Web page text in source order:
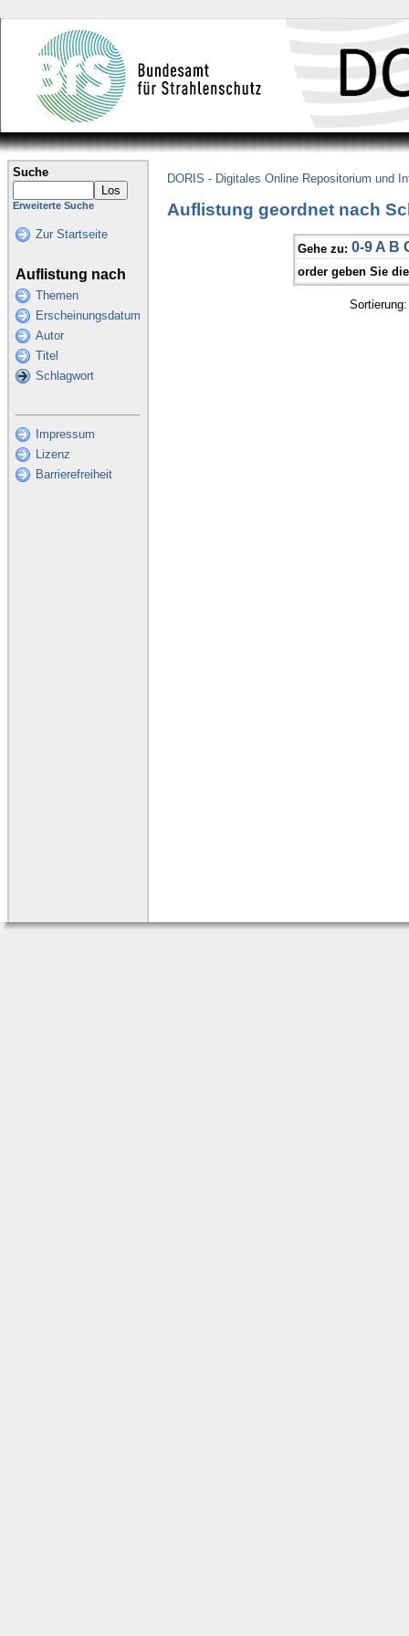
Suche
Erweiterte Suche
Zur Startseite
Auflistung nach
Themen
Erscheinungsdatum
Autor
Titel
Schlagwort
Impressum
Lizenz
Barrierefreiheit
DORIS - Digitales Online Repositorium und
Auflistung geordnet nach
Gehe zu: 0-9 A B
order geben Sie